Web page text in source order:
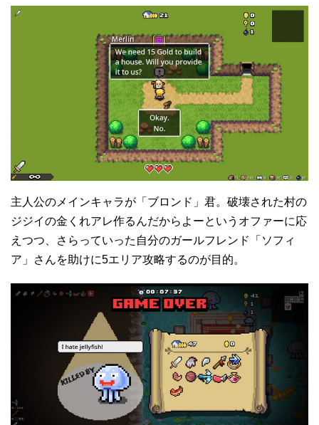
主人公のメインキャラが「ブロンド」君。破壊された村の
ジジイの金くれアレ作るんだからよーというオファーに応
えつつ、さらっていった自分のガールフレンド「ソフィ
ア」さんを助けに5エリア攻略するのが目的。